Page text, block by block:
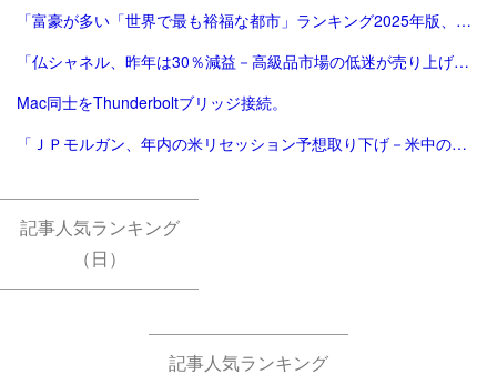
「富豪が多い「世界で最も裕福な都市」ランキング2025年版、東京が2年連続3位 | Forbes JAPAN 公式サイト（フォーブス ジャパン）」
「仏シャネル、昨年は30％減益－高級品市場の低迷が売り上げ直撃 - Bloomberg」
Mac同士をThunderboltブリッジ接続。
「ＪＰモルガン、年内の米リセッション予想取り下げ－米中の合意踏まえ - Bloomberg」
記事人気ランキング
（日）
記事人気ランキング